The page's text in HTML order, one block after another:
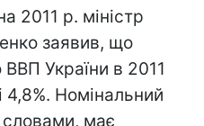
2011 р. міністр
заявив, що
України в 2011
4,8%. Номінальний
словами, має